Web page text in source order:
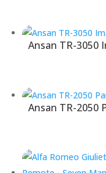
Ansan TR-3050
Ansan TR-2050